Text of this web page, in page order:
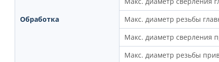
Обработка
Макс. диаметр резьбы
Макс. диаметр сверления
Макс. диаметр резьбы